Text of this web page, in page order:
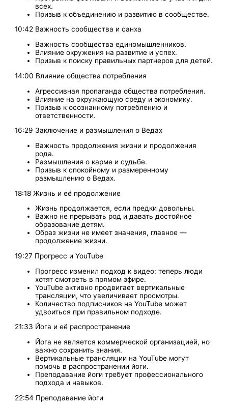
всех.
Призыв к объединению и развитию в сообществе.
10:42 Важность сообщества и санха
Важность сообщества единомышленников.
Влияние окружения на развитие и успех.
Призыв к поиску правильных партнеров для детей.
14:00 Влияние общества потребления
Агрессивная пропаганда общества потребления.
Влияние на окружающую среду и экономику.
Призыв к осознанному потреблению и
ответственности.
16:29 Заключение и размышления о Ведах
Важность продолжения жизни и продолжения
рода.
Размышления о карме и судьбе.
Призыв к спокойному и размеренному
размышлению о Ведах.
18:18 Жизнь и её продолжение
Жизнь продолжается, если предки довольны.
Важно не прерывать род и давать достойное
образование детям.
Образ жизни не имеет значения, главное —
продолжение жизни.
19:27 Прогресс и YouTube
Прогресс изменил подход к видео: теперь люди
хотят смотреть в прямом эфире.
YouTube активно продвигает вертикальные
трансляции, что увеличивает просмотры.
Количество подписчиков на YouTube может
удвоиться при правильном подходе.
21:33 Йога и её распространение
Йога не является коммерческой организацией, но
важно сохранить знания.
Вертикальные трансляции на YouTube могут
помочь в распространении йоги.
Преподавание йоги требует профессионального
подхода и навыков.
22:54 Преподавание йоги